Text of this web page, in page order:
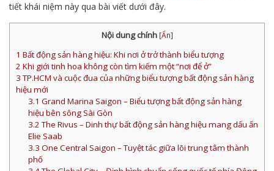
tiết khái niệm này qua bài viết dưới đây.
Nội dung chính [Ẩn]
1 Bất động sản hàng hiệu: Khi nơi ở trở thành biểu tượng
2 Khi giới tinh hoa không còn tìm kiếm một “nơi để ở”
3TP.HCM và cuộc đua của những biểu tượng bất động sản hàng
hiệu mới
3.1 Grand Marina Saigon – Biểu tượng bất động sản hàng
hiệu bên sông Sài Gòn
3.2The Rivus – Dinh thự bất động sản hàng hiệu mang dấu ấn
Elie Saab
3.3 One Central Saigon – Tuyệt tác giữa lõi trung tâm thành
phố